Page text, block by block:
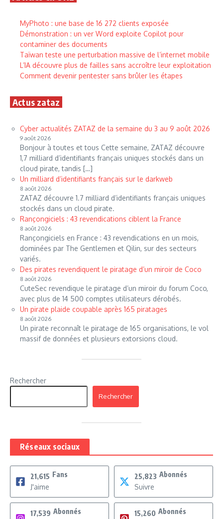
MyPhoto : une base de 16 272 clients exposée
Démonstration : un ver Word exploite Copilot pour
contaminer des documents
Taïwan teste une perturbation massive de l’internet mobile
L’IA découvre plus de failles sans accroître leur exploitation
Comment devenir pentester sans brûler les étapes
Actus zataz
Cyber actualités ZATAZ de la semaine du 3 au 9 août 2026
9 août 2026
Bonjour à toutes et tous Cette semaine, ZATAZ découvre
1,7 milliard d’identifiants français uniques stockés dans un
cloud pirate, tandis […]
Un milliard d’identifiants français sur le darkweb
8 août 2026
ZATAZ découvre 1.7 milliard d’identifiants français uniques
stockés dans un cloud pirate.
Rançongiciels : 43 revendications ciblent la France
8 août 2026
Rançongiciels en France : 43 revendications en un mois,
dominées par The Gentlemen et Qilin, sur des secteurs
variés.
Des pirates revendiquent le piratage d’un miroir de Coco
8 août 2026
CuteSec revendique le piratage d’un miroir du forum Coco,
avec plus de 14 500 comptes utilisateurs dérobés.
Un pirate plaide coupable après 165 piratages
8 août 2026
Un pirate reconnaît le piratage de 165 organisations, le vol
massif de données et plusieurs extorsions cloud.
Rechercher
Rechercher
Réseaux sociaux
21,615 Fans
J'aime
25,823 Abonnés
Suivre
17,539 Abonnés
15,260 Abonnés